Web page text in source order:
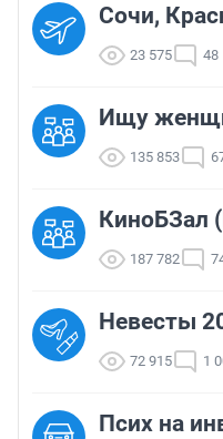
Сочи,
23 575 48
Ищу
135 853
КиноБЗал
187 782
Невесты
72 915 1
Псих на